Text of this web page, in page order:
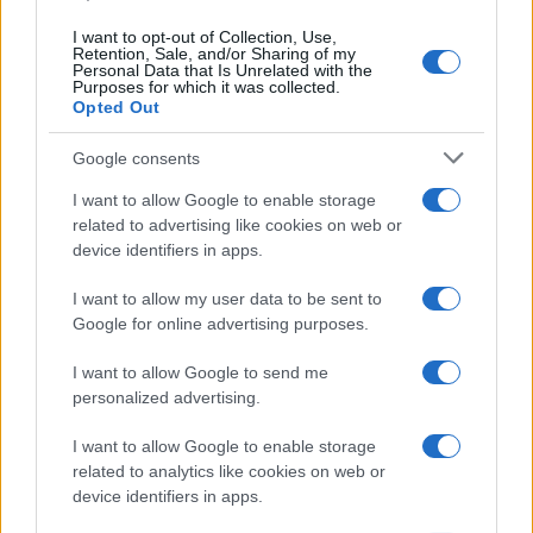
I want to opt-out of Collection, Use,
Retention, Sale, and/or Sharing of my
Personal Data that Is Unrelated with the
Purposes for which it was collected.
Opted Out
Google consents
I want to allow Google to enable storage
related to advertising like cookies on web or
device identifiers in apps.
I want to allow my user data to be sent to
Google for online advertising purposes.
I want to allow Google to send me
personalized advertising.
I want to allow Google to enable storage
related to analytics like cookies on web or
device identifiers in apps.
7) Πιστοποιητικό Ιθαγένειας (για πρώτη φορά on line από
τα ΚΕΠ).
8) Πιστοποιητικό Εγγυτέρων Συγγενών εφόσον έχει
εκδοθεί για μια φορά (για πρώτη φορά on line από τα
Να σημειώσουμε ότι τα παραπάνω πιστοποιητικά
ΚΕΠ αφού για το 2019 είχαν εκδοθεί συνολικά 3.190.790
πιστοποιητικά. Ακόμα και μετά την καθιέρωση του gov.gr
το 2020, οπότε και επήλθε μείωση της τάξης του 30%, τα
ΚΕΠ κλήθηκαν να εκδώσουν τα εν λόγω πιστοποιητικά
2.130.821 φορές. «Ο διοικητικός εκσυγχρονισμός και ο